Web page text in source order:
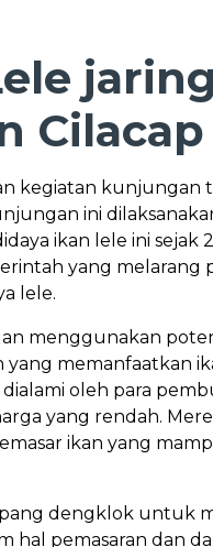
Cilacap
kegiatan
ini
ikan lele ini sejak
yang melarang
lele.
menggunakan
memanfaatkan
oleh para
yang rendah.
ikan yang
dengklok untuk
pemasaran dan